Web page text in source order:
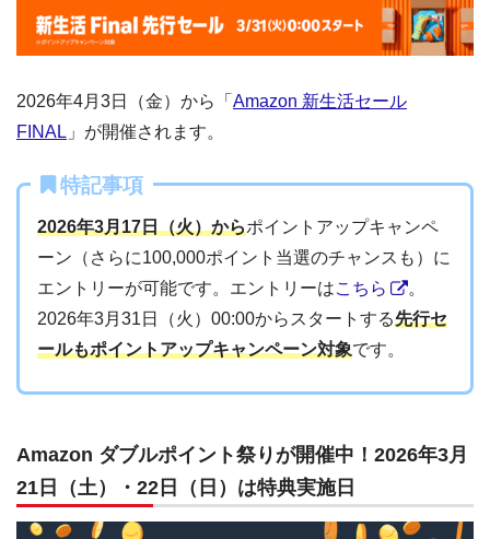
2026年4月3日（金）から「 Amazon 新生活セール
FINAL 」が開催されます。
特記事項
2026年3月17日（火）からポイントアップキャンペ
ーン（さらに100,000ポイント当選のチャンスも）に
エントリーが可能です。エントリーはこちら
。
2026年3月31日（火）00:00からスタートする先行セ
ールもポイントアップキャンペーン対象です。
Amazon ダブルポイント祭りが開催中！2026年3月
21日（土）・22日（日）は特典実施日